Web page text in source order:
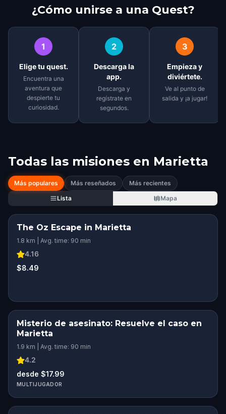
¿Cómo unirse a una Quest?
1
Elige tu quest.
Encuentra una
aventura que
despierte tu
curiosidad.
2
Descarga la
app.
Descarga y
regístrate en
segundos.
3
Empieza y
diviértete.
Ve al punto de
salida y ¡a jugar!
Todas las misiones en Marietta
Más populares Más reseñados
Más recientes
Lista
Mapa
The Oz Escape in Marietta
1.8 km | Avg. time: 90 min
4.16
$8.49
Misterio de asesinato: Resuelve el caso en
Marietta
1.9 km | Avg. time: 90 min
4.2
desde $17.99
MULTIJUGADOR